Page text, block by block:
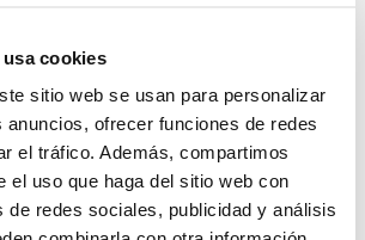
cookies
sitio web se usan para personalizar
anuncios, ofrecer funciones de redes
el tráfico. Además, compartimos
el uso que haga del sitio web con
de redes sociales, publicidad y análisis
Y en esos 10 minutos, las
a despertar y fueron de nuevo
pista.
Akra Leuka consigue así su segundo
y además de manera